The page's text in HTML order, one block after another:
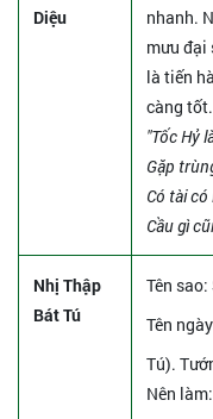
Diệu
nhanh.
mưu đại
là tiến
càng tốt.
"Tốc Hỷ
Gặp
Có tài
Cầu gì
Nhị Thập
Bát Tú
Tên sao:
Tên ngày
Tú).
Nên làm